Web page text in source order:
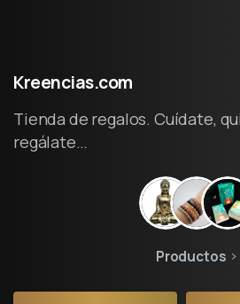
Kreencias.com
Tienda de regalos. Cuídate,
regálate…
Productos